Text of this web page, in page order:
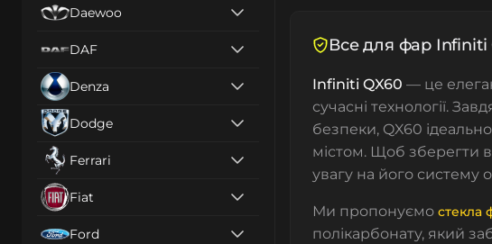
Daewoo
DAF
Denza
Dodge
Ferrari
Fiat
Ford
Все для фар Infiniti
Infiniti QX60 — це
сучасні технології.
безпеки, QX60
містом. Щоб зберегти
увагу на його систему
Ми пропонуємо стекла
полікарбонату, який